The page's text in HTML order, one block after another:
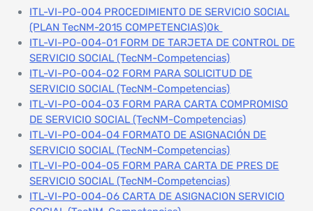
ITL-VI-PO-004 PROCEDIMIENTO DE SERVICIO SOCIAL
(PLAN TecNM-2015 COMPETENCIAS)0k
ITL-VI-PO-004-01 FORM DE TARJETA DE CONTROL DE
SERVICIO SOCIAL (TecNM-Competencias)
ITL-VI-PO-004-02 FORM PARA SOLICITUD DE
SERVICIO SOCIAL (TecNM-Competencias)
ITL-VI-PO-004-03 FORM PARA CARTA COMPROMISO
DE SERVICIO SOCIAL (TecNM-Competencias)
ITL-VI-PO-004-04 FORMATO DE ASIGNACIÓN DE
SERVICIO SOCIAL (TecNM-Competencias)
ITL-VI-PO-004-05 FORM PARA CARTA DE PRES DE
SERVICIO SOCIAL (TecNM-Competencias)
ITL-VI-PO-004-06 CARTA DE ASIGNACION SERVICIO